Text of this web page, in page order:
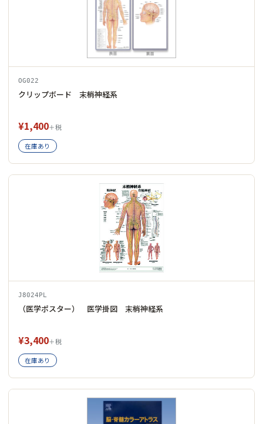
OG022
クリップボード 末梢神経系
¥1,400＋税
在庫あり
J8024PL
（医学ポスター） 医学掛図 末梢神経系
¥3,400＋税
在庫あり